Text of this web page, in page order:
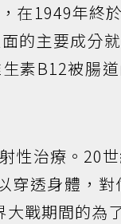
在1949年終
的主要成分
素B12被腸
性治療。20
穿透身體，對
戰期間的為